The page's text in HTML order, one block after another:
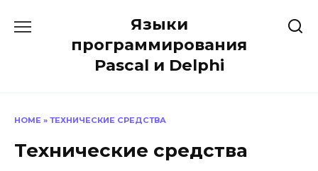
содержанию
Языки
программирования
Pascal и Delphi
HOME » ТЕХНИЧЕСКИЕ СРЕДСТВА
Технические средства